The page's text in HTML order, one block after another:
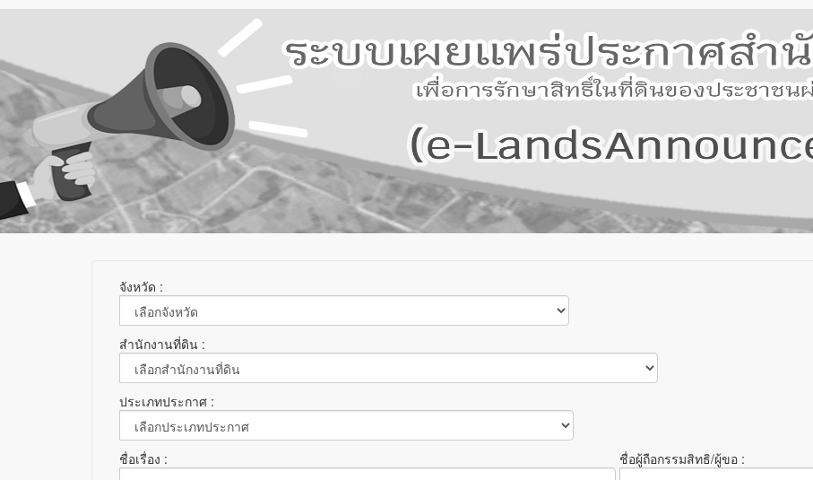
จังหวัด :
สำนักงานที่ดิน :
ประเภทประกาศ :
ชื่อเรื่อง : ชื่อผู้ถือกรรมสิทธิ/ผู้ขอ :